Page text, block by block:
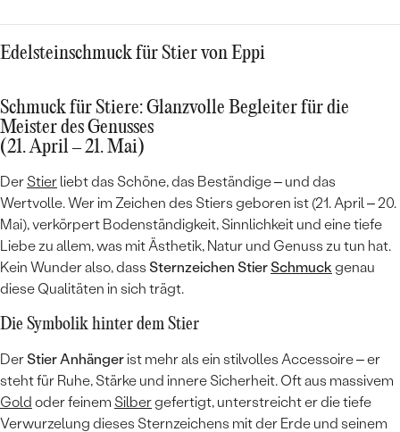
Edelsteinschmuck für Stier von Eppi
Schmuck für Stiere: Glanzvolle Begleiter für die
Meister des Genusses
(21. April – 21. Mai)
Der Stier liebt das Schöne, das Beständige – und das
Wertvolle. Wer im Zeichen des Stiers geboren ist (21. April – 20.
Mai), verkörpert Bodenständigkeit, Sinnlichkeit und eine tiefe
Liebe zu allem, was mit Ästhetik, Natur und Genuss zu tun hat.
Kein Wunder also, dass Sternzeichen StierSchmuck genau
diese Qualitäten in sich trägt.
Die Symbolik hinter dem Stier
DerStier Anhängerist mehr als ein stilvolles Accessoire – er
steht für Ruhe, Stärke und innere Sicherheit. Oft aus massivem
Gold oder feinem Silbergefertigt, unterstreicht er die tiefe
Verwurzelung dieses Sternzeichens mit der Erde und seinem